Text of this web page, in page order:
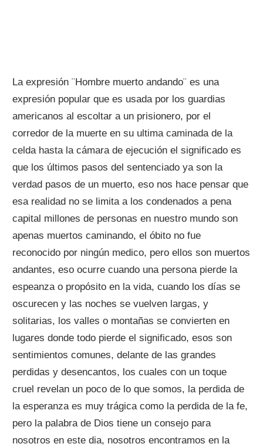
La expresión ¨Hombre muerto andando¨ es una
expresión popular que es usada por los guardias
americanos al escoltar a un prisionero, por el
corredor de la muerte en su ultima caminada de la
celda hasta la cámara de ejecución el significado es
que los últimos pasos del sentenciado ya son la
verdad pasos de un muerto, eso nos hace pensar que
esa realidad no se limita a los condenados a pena
capital millones de personas en nuestro mundo son
apenas muertos caminando, el óbito no fue
reconocido por ningún medico, pero ellos son muertos
andantes, eso ocurre cuando una persona pierde la
espeanza o propósito en la vida, cuando los días se
oscurecen y las noches se vuelven largas, y
solitarias, los valles o montañas se convierten en
lugares donde todo pierde el significado, esos son
sentimientos comunes, delante de las grandes
perdidas y desencantos, los cuales con un toque
cruel revelan un poco de lo que somos, la perdida de
la esperanza es muy trágica como la perdida de la fe,
pero la palabra de Dios tiene un consejo para
nosotros en este dia, nosotros encontramos en la